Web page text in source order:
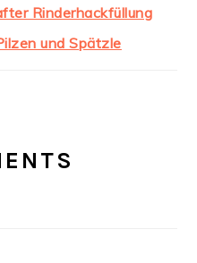
Rinderhackfüllung
und Spätzle